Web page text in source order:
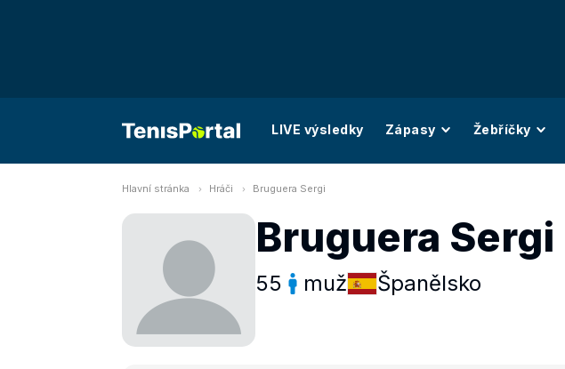
LIVE výsledky Zápasy Žebříčky
Hlavní stránka Hráči Bruguera Sergi
Bruguera Sergi
55 muž Španělsko